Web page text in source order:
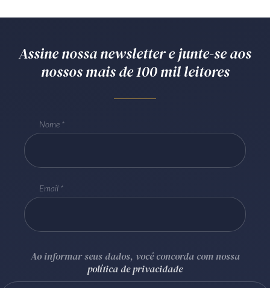
Curitiba/PR CEP
Assine nossa newsletter e junte-se aos
nossos mais de 100 mil leitores
Nome
Email
Ao informar seus dados, você concorda com nossa
política de privacidade